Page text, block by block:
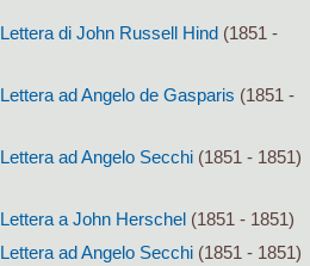
Lettera di John Russell Hind (1851 -
Lettera ad Angelo de Gasparis (1851 -
Lettera ad Angelo Secchi (1851 - 1851)
Lettera a John Herschel (1851 - 1851)
Lettera ad Angelo Secchi (1851 - 1851)